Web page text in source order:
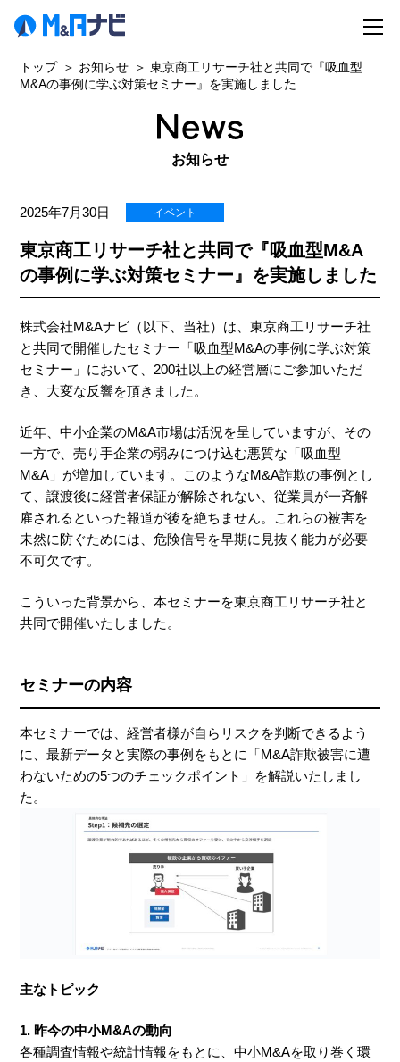
トップ お知らせ
東京商工リサーチ社と共同で『吸血型
M&Aの事例に学ぶ対策セミナー』を実施しました
お知らせ
2025年7月30日 イベント
東京商工リサーチ社と共同で『吸血型M&A
の事例に学ぶ対策セミナー』を実施しました
株式会社M&Aナビ（以下、当社）は、東京商工リサーチ社
と共同で開催したセミナー「吸血型M&Aの事例に学ぶ対策
セミナー」において、200社以上の経営層にご参加いただ
き、大変な反響を頂きました。
近年、中小企業のM&A市場は活況を呈していますが、その
一方で、売り手企業の弱みにつけ込む悪質な「吸血型
M&A」が増加しています。このようなM&A詐欺の事例とし
て、譲渡後に経営者保証が解除されない、従業員が一斉解
雇されるといった報道が後を絶ちません。これらの被害を
未然に防ぐためには、危険信号を早期に見抜く能力が必要
不可欠です。
こういった背景から、本セミナーを東京商工リサーチ社と
共同で開催いたしました。
セミナーの内容
本セミナーでは、経営者様が自らリスクを判断できるよう
に、最新データと実際の事例をもとに「M&A詐欺被害に遭
わないための5つのチェックポイント」を解説いたしまし
た。
主なトピック
1. 昨今の中小M&Aの動向
各種調査情報や統計情報をもとに、中小M&Aを取り巻く環